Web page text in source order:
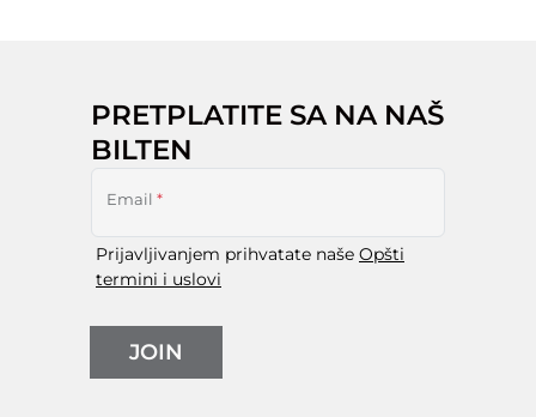
PRETPLATITE SA NA NAŠ
BILTEN
Email *
Prijavljivanjem prihvatate naše Opšti
termini i uslovi
JOIN